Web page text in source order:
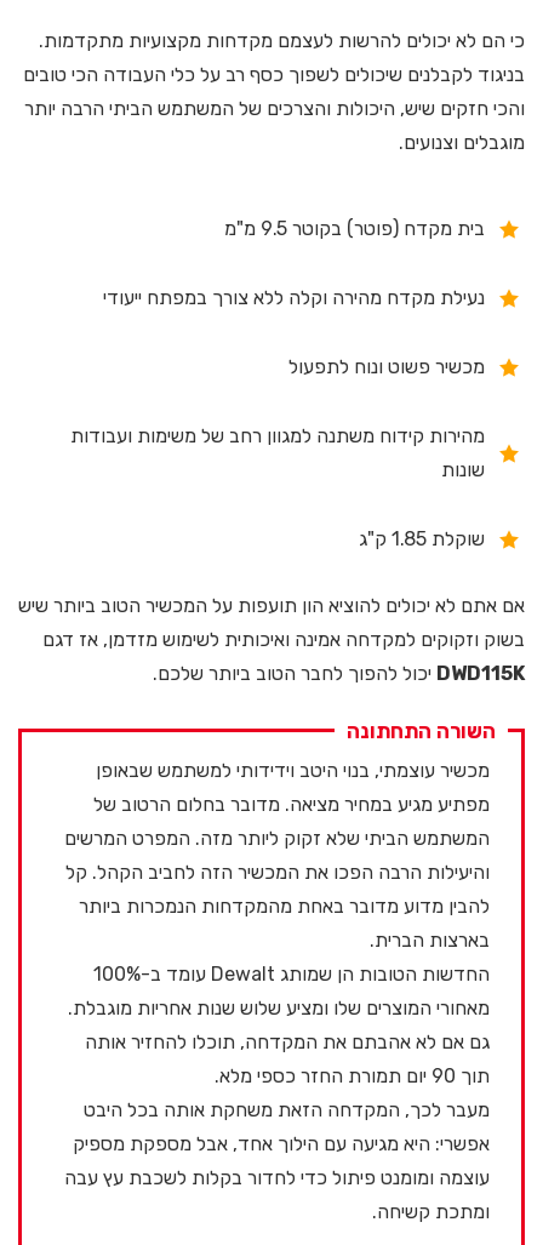
כי הם לא יכולים להרשות לעצמם מקדחות מקצועיות מתקדמות.
בניגוד לקבלנים שיכולים לשפוך כסף רב על כלי העבודה הכי טובים
והכי חזקים שיש, היכולות והצרכים של המשתמש הביתי הרבה יותר
מוגבלים וצנועים.
בית מקדח (פוטר) בקוטר 9.5 מ"מ
נעילת מקדח מהירה וקלה ללא צורך במפתח ייעודי
מכשיר פשוט ונוח לתפעול
מהירות קידוח משתנה למגוון רחב של משימות ועבודות
שונות
שוקלת 1.85 ק"ג
אם אתם לא יכולים להוציא הון תועפות על המכשיר הטוב ביותר שיש
בשוק וזקוקים למקדחה אמינה ואיכותית לשימוש מזדמן, אז דגם
DWD115K יכול להפוך לחבר הטוב ביותר שלכם.
השורה התחתונה
מכשיר עוצמתי, בנוי היטב וידידותי למשתמש שבאופן
מפתיע מגיע במחיר מציאה. מדובר בחלום הרטוב של
המשתמש הביתי שלא זקוק ליותר מזה. המפרט המרשים
והיעילות הרבה הפכו את המכשיר הזה לחביב הקהל. קל
להבין מדוע מדובר באחת מהמקדחות הנמכרות ביותר
בארצות הברית.
החדשות הטובות הן שמותג Dewalt עומד ב-100%
מאחורי המוצרים שלו ומציע שלוש שנות אחריות מוגבלת.
גם אם לא אהבתם את המקדחה, תוכלו להחזיר אותה
תוך 90 יום תמורת החזר כספי מלא.
מעבר לכך, המקדחה הזאת משחקת אותה בכל היבט
אפשרי: היא מגיעה עם הילוך אחד, אבל מספקת מספיק
עוצמה ומומנט פיתול כדי לחדור בקלות לשכבת עץ עבה
ומתכת קשיחה.